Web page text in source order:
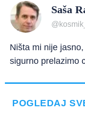
Saša
Ništa mi nije
sigurno prelazimo
POGLEDAJ